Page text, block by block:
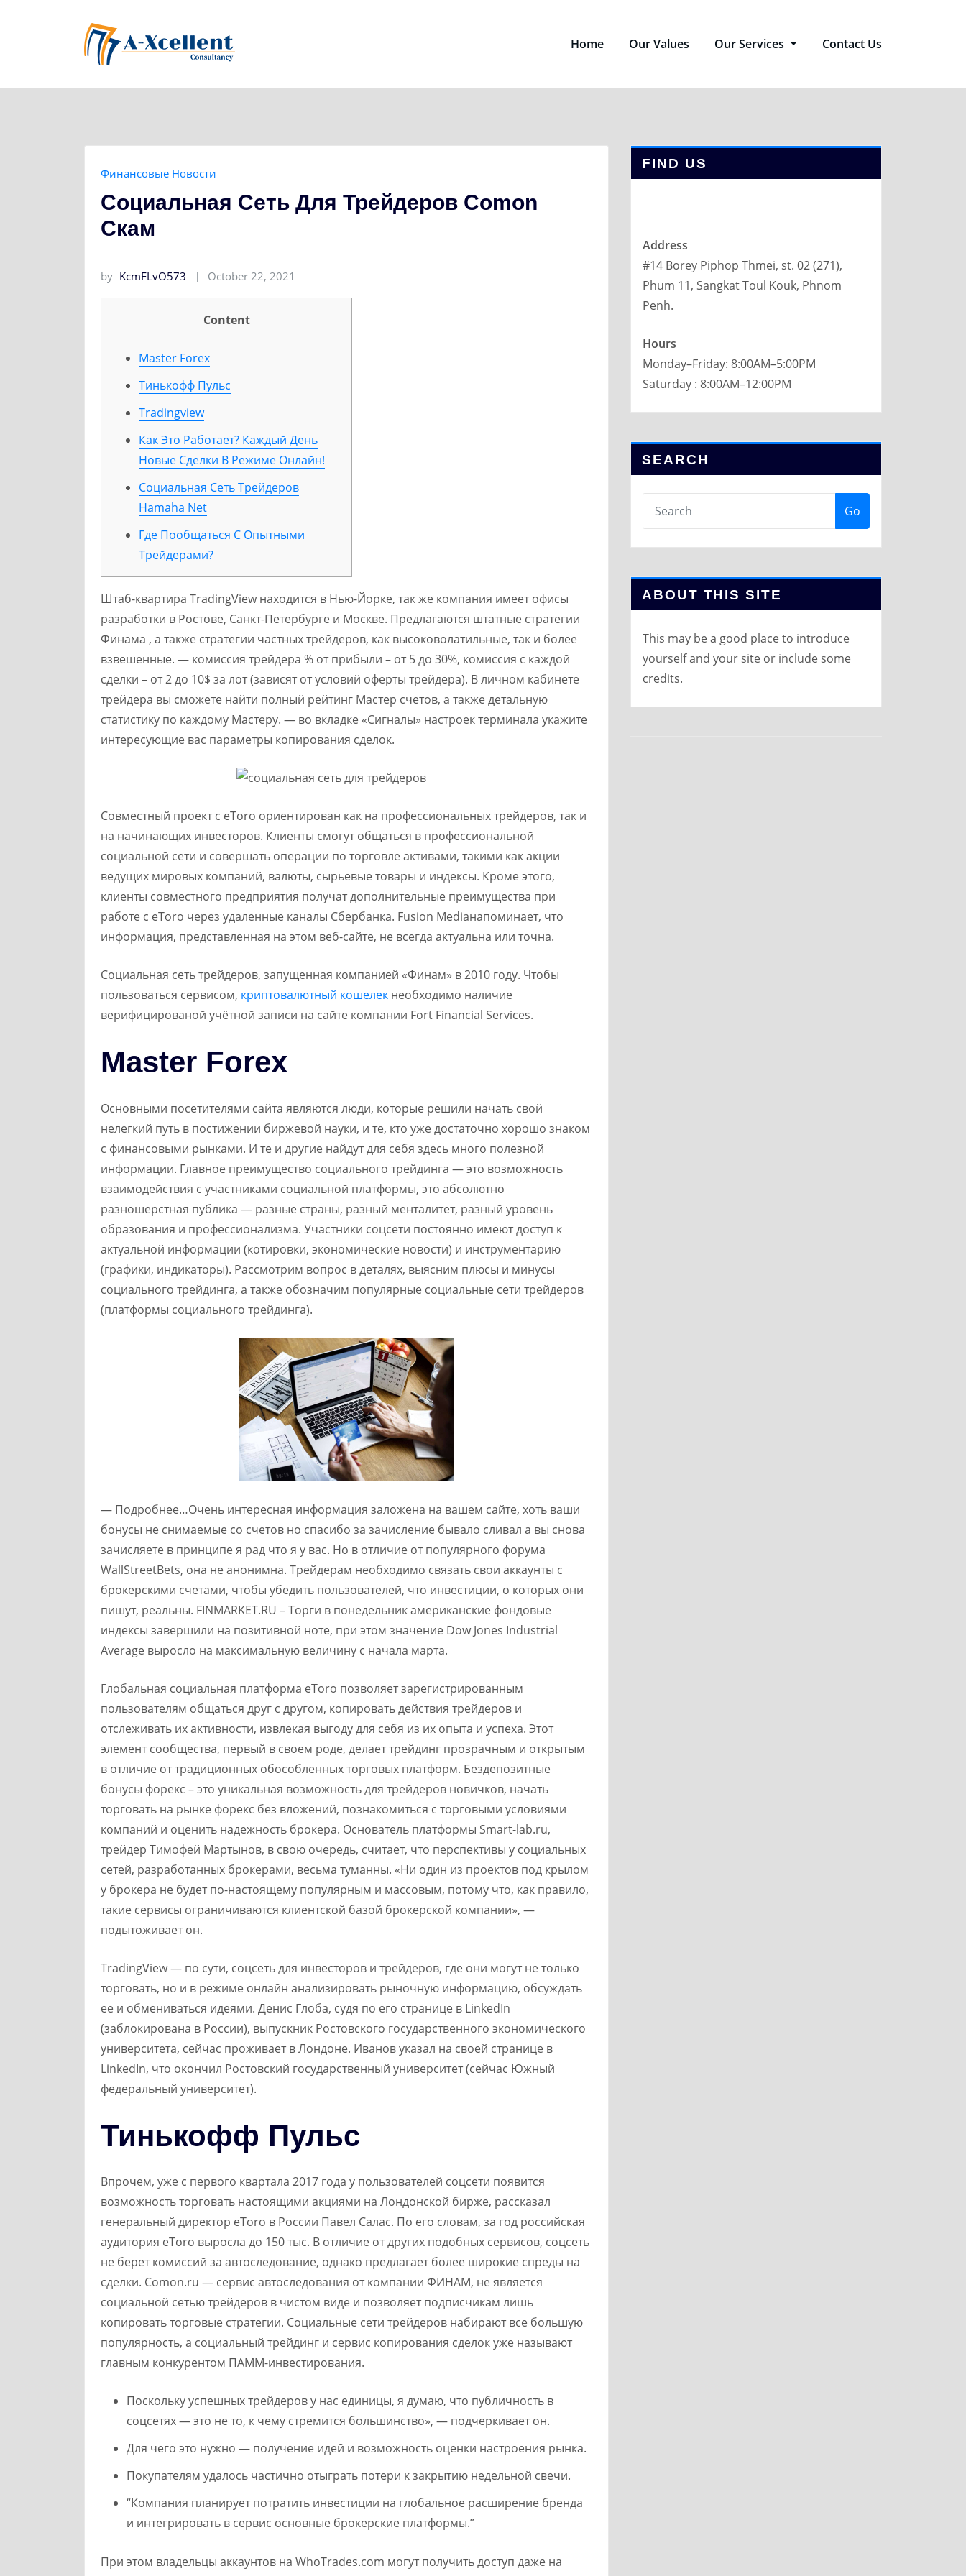
Home Our Values Our Services Contact Us
Финансовые Новости
Социальная Сеть Для Трейдеров Comon
Скам
by KcmFLvO573 October 22, 2021
Content
Master Forex
Тинькофф Пульс
Tradingview
Как Это Работает? Каждый День
Новые Сделки В Режиме Онлайн!
Социальная Сеть Трейдеров
Hamaha Net
Где Пообщаться С Опытными
Трейдерами?
Штаб-квартира TradingView находится в Нью-Йорке, так же компания имеет офисы
разработки в Ростове, Санкт-Петербурге и Москве. Предлагаются штатные стратегии
Финама , а также стратегии частных трейдеров, как высоковолатильные, так и более
взвешенные. — комиссия трейдера % от прибыли – от 5 до 30%, комиссия с каждой
сделки – от 2 до 10$ за лот (зависят от условий оферты трейдера). В личном кабинете
трейдера вы сможете найти полный рейтинг Мастер счетов, а также детальную
статистику по каждому Мастеру. — во вкладке «Сигналы» настроек терминала укажите
интересующие вас параметры копирования сделок.
Совместный проект с eToro ориентирован как на профессиональных трейдеров, так и
на начинающих инвесторов. Клиенты смогут общаться в профессиональной
социальной сети и совершать операции по торговле активами, такими как акции
ведущих мировых компаний, валюты, сырьевые товары и индексы. Кроме этого,
клиенты совместного предприятия получат дополнительные преимущества при
работе с eToro через удаленные каналы Сбербанка. Fusion Mediaнапоминает, что
информация, представленная на этом веб-сайте, не всегда актуальна или точна.
Cоциальная сеть трейдеров, запущенная компанией «Финам» в 2010 году. Чтобы
пользоваться сервисом, криптовалютный кошелек необходимо наличие
верифицированой учётной записи на сайте компании Fort Financial Services.
Master Forex
Основными посетителями сайта являются люди, которые решили начать свой
нелегкий путь в постижении биржевой науки, и те, кто уже достаточно хорошо знаком
с финансовыми рынками. И те и другие найдут для себя здесь много полезной
информации. Главное преимущество социального трейдинга — это возможность
взаимодействия с участниками социальной платформы, это абсолютно
разношерстная публика — разные страны, разный менталитет, разный уровень
образования и профессионализма. Участники соцсети постоянно имеют доступ к
актуальной информации (котировки, экономические новости) и инструментарию
(графики, индикаторы). Рассмотрим вопрос в деталях, выясним плюсы и минусы
социального трейдинга, а также обозначим популярные социальные сети трейдеров
(платформы социального трейдинга).
— Подробнее…Очень интересная информация заложена на вашем сайте, хоть ваши
бонусы не снимаемые со счетов но спасибо за зачисление бывало сливал а вы снова
зачисляете в принципе я рад что я у вас. Но в отличие от популярного форума
WallStreetBets, она не анонимна. Трейдерам необходимо связать свои аккаунты с
брокерскими счетами, чтобы убедить пользователей, что инвестиции, о которых они
пишут, реальны. FINMARKET.RU – Торги в понедельник американские фондовые
индексы завершили на позитивной ноте, при этом значение Dow Jones Industrial
Average выросло на максимальную величину с начала марта.
Глобальная социальная платформа eToro позволяет зарегистрированным
пользователям общаться друг с другом, копировать действия трейдеров и
отслеживать их активности, извлекая выгоду для себя из их опыта и успеха. Этот
элемент сообщества, первый в своем роде, делает трейдинг прозрачным и открытым
в отличие от традиционных обособленных торговых платформ. Бездепозитные
бонусы форекс – это уникальная возможность для трейдеров новичков, начать
торговать на рынке форекс без вложений, познакомиться с торговыми условиями
компаний и оценить надежность брокера. Основатель платформы Smart-lab.ru,
трейдер Тимофей Мартынов, в свою очередь, считает, что перспективы у социальных
сетей, разработанных брокерами, весьма туманны. «Ни один из проектов под крылом
у брокера не будет по-настоящему популярным и массовым, потому что, как правило,
такие сервисы ограничиваются клиентской базой брокерской компании», —
подытоживает он.
TradingView — по сути, соцсеть для инвесторов и трейдеров, где они могут не только
торговать, но и в режиме онлайн анализировать рыночную информацию, обсуждать
ее и обмениваться идеями. Денис Глоба, судя по его странице в LinkedIn
(заблокирована в России), выпускник Ростовского государственного экономического
университета, сейчас проживает в Лондоне. Иванов указал на своей странице в
LinkedIn, что окончил Ростовский государственный университет (сейчас Южный
федеральный университет).
Тинькофф Пульс
Впрочем, уже с первого квартала 2017 года у пользователей соцсети появится
возможность торговать настоящими акциями на Лондонской бирже, рассказал
генеральный директор eToro в России Павел Салас. По его словам, за год российская
аудитория eToro выросла до 150 тыс. В отличие от других подобных сервисов, соцсеть
не берет комиссий за автоследование, однако предлагает более широкие спреды на
сделки. Comon.ru — cервис автоследования от компании ФИНАМ, не является
социальной сетью трейдеров в чистом виде и позволяет подписчикам лишь
копировать торговые стратегии. Социальные сети трейдеров набирают все большую
популярность, а социальный трейдинг и сервис копирования сделок уже называют
главным конкурентом ПАММ-инвестирования.
Поскольку успешных трейдеров у нас единицы, я думаю, что публичность в
соцсетях — это не то, к чему стремится большинство», — подчеркивает он.
Для чего это нужно — получение идей и возможность оценки настроения рынка.
Покупателям удалось частично отыграть потери к закрытию недельной свечи.
“Компания планирует потратить инвестиции на глобальное расширение бренда
и интегрировать в сервис основные брокерские платформы.”
При этом владельцы аккаунтов на WhoTrades.com могут получить доступ даже на
FIND US
Address
#14 Borey Piphop Thmei, st. 02 (271),
Phum 11, Sangkat Toul Kouk, Phnom
Penh.
Hours
Monday–Friday: 8:00AM–5:00PM
Saturday : 8:00AM–12:00PM
SEARCH
Go
ABOUT THIS SITE
This may be a good place to introduce
yourself and your site or include some
credits.